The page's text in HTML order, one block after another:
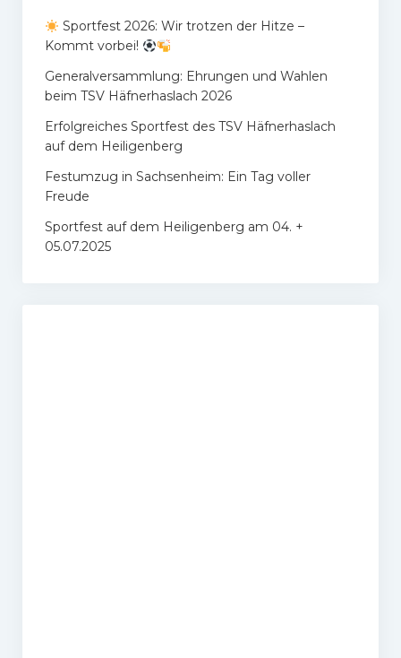
Sportfest 2026: Wir trotzen der Hitze –
Kommt vorbei!
Generalversammlung: Ehrungen und Wahlen
beim TSV Häfnerhaslach 2026
Erfolgreiches Sportfest des TSV Häfnerhaslach
auf dem Heiligenberg
Festumzug in Sachsenheim: Ein Tag voller
Freude
Sportfest auf dem Heiligenberg am 04. +
05.07.2025